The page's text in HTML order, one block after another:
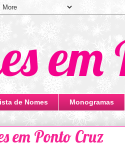
de Nomes Monogramas
em Ponto Cruz